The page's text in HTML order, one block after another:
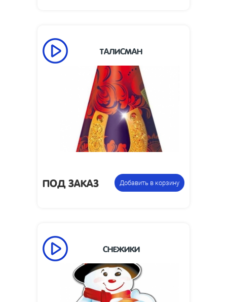
ТАЛИСМАН
Время работы, сек:
50
Высота пламени, м:
3
Размеры изделия,
85 x 85 x 20
Вес упаковки, кг:
1.7
Цена указана за
Фонтан
пиротехнический
ПОД ЗАКАЗ Добавить в корзину
СНЕЖИКИ
Время работы, сек:
50
Высота пламени, м:
1.5
Размеры изделия,